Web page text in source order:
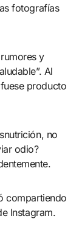
fotografías
y
Al
producto
no
odio?
compartiendo
Instagram.